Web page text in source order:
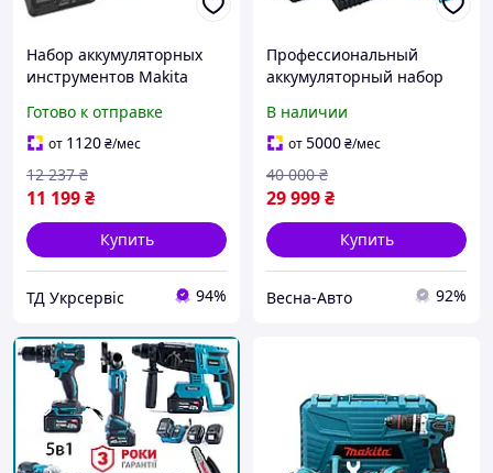
Набор аккумуляторных
инструментов Makita
Готово к отправке
от 1120₴/мес
11 199₴
12 237 ₴
Купить
ТД Укрсервіс 94%
Профессиональный
аккумуляторный набор
DPO600Z+DPV300Z+набор
аккумуляторов 197952-5
В наличии
от5000₴/мес
29 999₴
40 000 ₴
Купить
Весна-Авто 92%